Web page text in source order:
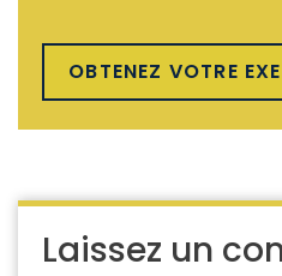
OBTENEZ VOTRE
Laissez un